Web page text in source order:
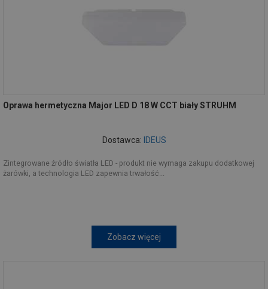
Oprawa hermetyczna Major LED D 18 W CCT biały STRUHM
Dostawca: IDEUS
Zintegrowane źródło światła LED - produkt nie wymaga zakupu dodatkowej
żarówki, a technologia LED zapewnia trwałość...
Zobacz więcej